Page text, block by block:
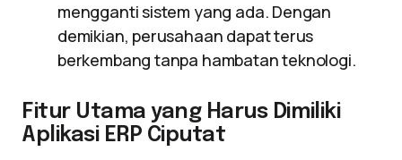
mengganti sistem yang ada. Dengan
demikian, perusahaan dapat terus
berkembang tanpa hambatan teknologi.
Fitur Utama yang Harus Dimiliki
Aplikasi ERP Ciputat